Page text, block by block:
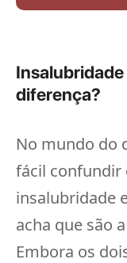
diferença?
No mundo do
fácil confundir
insalubridade
acha que são
Embora os